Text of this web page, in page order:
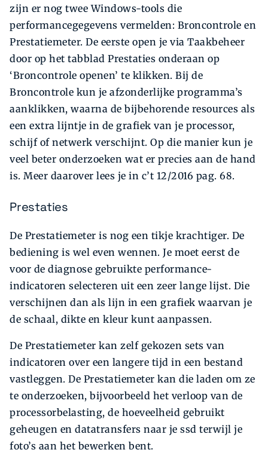
zijn er nog twee Windows-tools die
performancegegevens vermelden: Broncontrole en
Prestatiemeter. De eerste open je via Taakbeheer
door op het tabblad Prestaties onderaan op
‘Broncontrole openen’ te klikken. Bij de
Broncontrole kun je afzonderlijke programma’s
aanklikken, waarna de bijbehorende resources als
een extra lijntje in de grafiek van je processor,
schijf of netwerk verschijnt. Op die manier kun je
veel beter onderzoeken wat er precies aan de hand
is. Meer daarover lees je in c’t 12/2016 pag. 68.
Prestaties
De Prestatiemeter is nog een tikje krachtiger. De
bediening is wel even wennen. Je moet eerst de
voor de diagnose gebruikte performance-
indicatoren selecteren uit een zeer lange lijst. Die
verschijnen dan als lijn in een grafiek waarvan je
de schaal, dikte en kleur kunt aanpassen.
De Prestatiemeter kan zelf gekozen sets van
indicatoren over een langere tijd in een bestand
vastleggen. De Prestatiemeter kan die laden om ze
te onderzoeken, bijvoorbeeld het verloop van de
processorbelasting, de hoeveelheid gebruikt
geheugen en datatransfers naar je ssd terwijl je
foto’s aan het bewerken bent.